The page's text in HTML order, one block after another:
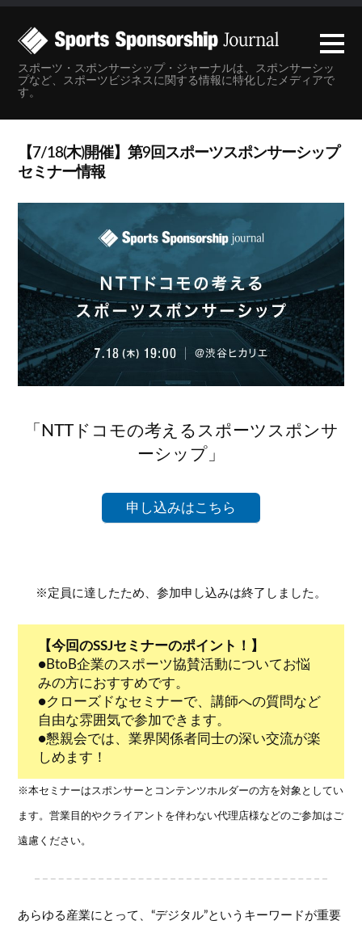
スポーツ・スポンサーシップ・ジャーナルは、スポンサーシッ
プなど、スポーツビジネスに関する情報に特化したメディアで
す。
【7/18(木)開催】第9回スポーツスポンサーシップ
セミナー情報
「NTTドコモの考えるスポーツスポンサ
ーシップ」
申し込みはこちら
※定員に達したため、参加申し込みは終了しました。
【今回のSSJセミナーのポイント！】
●BtoB企業のスポーツ協賛活動についてお悩
みの方におすすめです。
●クローズドなセミナーで、講師への質問など
自由な雰囲気で参加できます。
●懇親会では、業界関係者同士の深い交流が楽
しめます！
※本セミナーはスポンサーとコンテンツホルダーの方を対象としてい
ます。営業目的やクライアントを伴わない代理店様などのご参加はご
遠慮ください。
あらゆる産業にとって、“デジタル”というキーワードが重要